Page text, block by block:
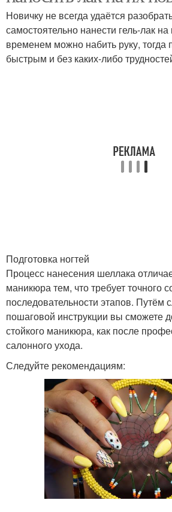
Новичку не всегда удаётся
самостоятельно нанести гель-лак на
временем можно набить руку, тогда
быстрым и без каких-либо
Подготовка ногтей
Процесс нанесения шеллака
маникюра тем, что требует точного
последовательности этапов. Путём
пошаговой инструкции вы сможете
стойкого маникюра, как после
салонного ухода.
Следуйте рекомендациям: